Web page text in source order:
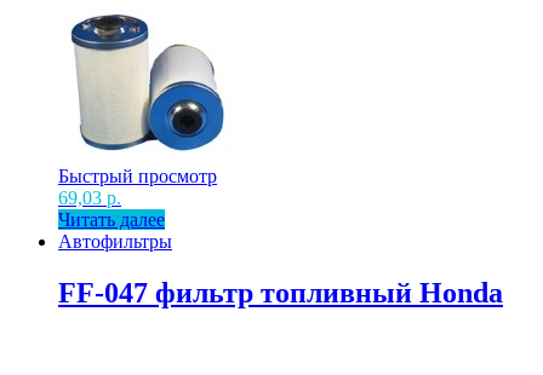
Быстрый просмотр
69,03 р.
Читать далее
Автофильтры
FF-047 фильтр топливный Honda